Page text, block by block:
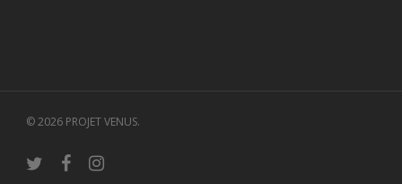
© 2026 PROJET VENUS.
twitter facebookinstagram